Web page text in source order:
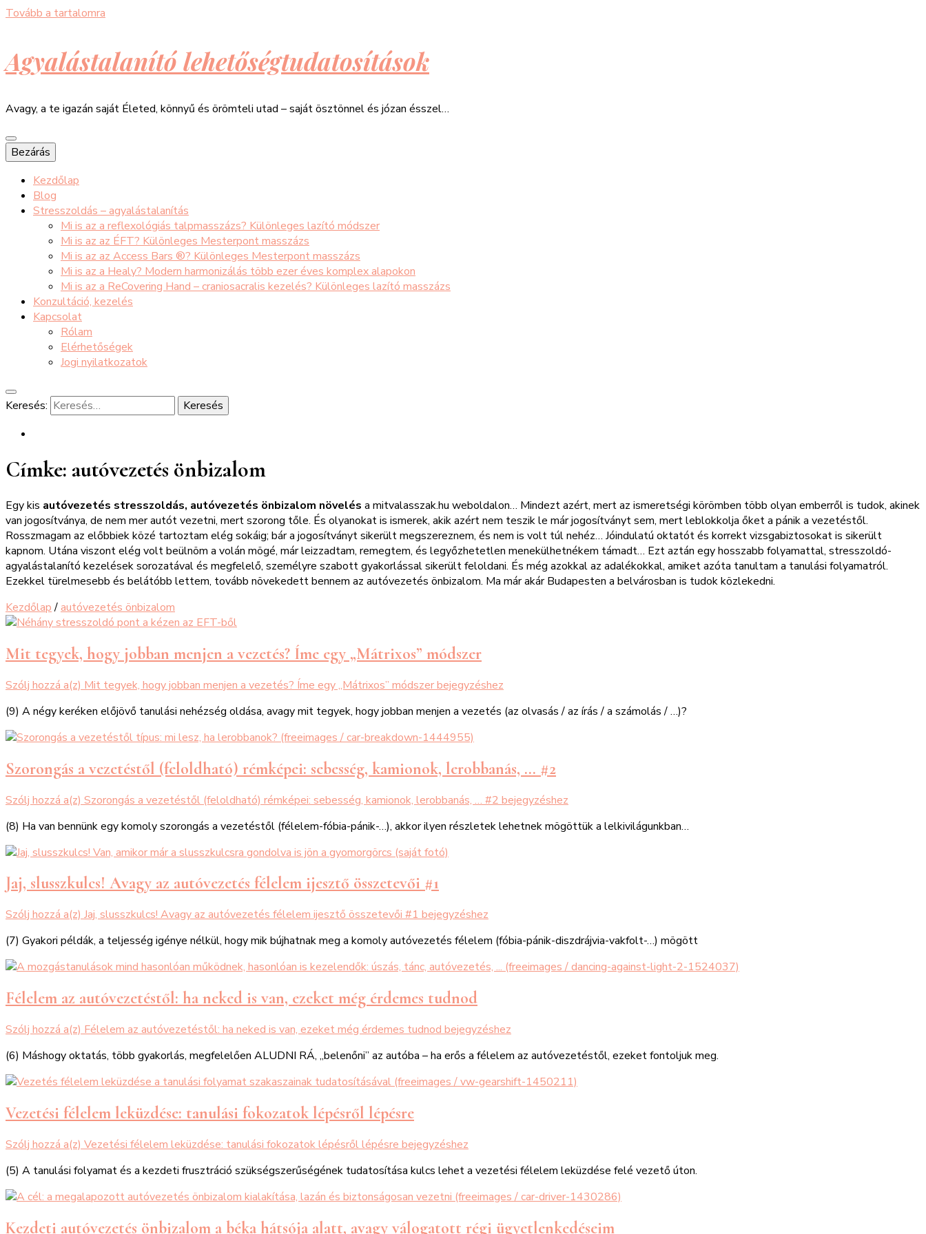
Tovább a tartalomra
Agyalástalanító lehetőségtudatosítások
Avagy, a te igazán saját Életed, könnyű és örömteli utad – saját ösztönnel és józan ésszel…
Bezárás
Kezdőlap
Blog
Stresszoldás – agyalástalanítás
Mi is az a reflexológiás talpmasszázs? Különleges lazító módszer
Mi is az az ÉFT? Különleges Mesterpont masszázs
Mi is az az Access Bars ®? Különleges Mesterpont masszázs
Mi is az a Healy? Modern harmonizálás több ezer éves komplex alapokon
Mi is az a ReCovering Hand – craniosacralis kezelés? Különleges lazító masszázs
Konzultáció, kezelés
Kapcsolat
Rólam
Elérhetőségek
Jogi nyilatkozatok
Keresés:
Címke: autóvezetés önbizalom
Egy kis autóvezetés stresszoldás, autóvezetés önbizalom növelés a mitvalasszak.hu weboldalon… Mindezt azért, mert az ismeretségi körömben több olyan emberről is tudok, akinek
van jogosítványa, de nem mer autót vezetni, mert szorong tőle. És olyanokat is ismerek, akik azért nem teszik le már jogosítványt sem, mert leblokkolja őket a pánik a vezetéstől.
Rosszmagam az előbbiek közé tartoztam elég sokáig; bár a jogosítványt sikerült megszereznem, és nem is volt túl nehéz… Jóindulatú oktatót és korrekt vizsgabiztosokat is sikerült
kapnom. Utána viszont elég volt beülnöm a volán mögé, már leizzadtam, remegtem, és legyőzhetetlen menekülhetnékem támadt… Ezt aztán egy hosszabb folyamattal, stresszoldó-
agyalástalanító kezelések sorozatával és megfelelő, személyre szabott gyakorlással sikerült feloldani. És még azokkal az adalékokkal, amiket azóta tanultam a tanulási folyamatról.
Ezekkel türelmesebb és belátóbb lettem, tovább növekedett bennem az autóvezetés önbizalom. Ma már akár Budapesten a belvárosban is tudok közlekedni.
Kezdőlap /autóvezetés önbizalom
Mit tegyek, hogy jobban menjen a vezetés? Íme egy „Mátrixos” módszer
Szólj hozzá a(z) Mit tegyek, hogy jobban menjen a vezetés? Íme egy „Mátrixos” módszerbejegyzéshez
(9) A négy keréken előjövő tanulási nehézség oldása, avagy mit tegyek, hogy jobban menjen a vezetés (az olvasás / az írás / a számolás / …)?
Szorongás a vezetéstől (feloldható) rémképei: sebesség, kamionok, lerobbanás, … #2
Szólj hozzá a(z) Szorongás a vezetéstől (feloldható) rémképei: sebesség, kamionok, lerobbanás, … #2 bejegyzéshez
(8) Ha van bennünk egy komoly szorongás a vezetéstől (félelem-fóbia-pánik-…), akkor ilyen részletek lehetnek mögöttük a lelkivilágunkban…
Jaj, slusszkulcs! Avagy az autóvezetés félelem ijesztő összetevői #1
Szólj hozzá a(z) Jaj, slusszkulcs! Avagy az autóvezetés félelem ijesztő összetevői #1 bejegyzéshez
(7) Gyakori példák, a teljesség igénye nélkül, hogy mik bújhatnak meg a komoly autóvezetés félelem (fóbia-pánik-diszdrájvia-vakfolt-…) mögött
Félelem az autóvezetéstől: ha neked is van, ezeket még érdemes tudnod
Szólj hozzá a(z) Félelem az autóvezetéstől: ha neked is van, ezeket még érdemes tudnod bejegyzéshez
(6) Máshogy oktatás, több gyakorlás, megfelelően ALUDNI RÁ, „belenőni” az autóba – ha erős a félelem az autóvezetéstől, ezeket fontoljuk meg.
Vezetési félelem leküzdése: tanulási fokozatok lépésről lépésre
Szólj hozzá a(z) Vezetési félelem leküzdése: tanulási fokozatok lépésről lépésre bejegyzéshez
(5) A tanulási folyamat és a kezdeti frusztráció szükségszerűségének tudatosítása kulcs lehet a vezetési félelem leküzdése felé vezető úton.
Kezdeti autóvezetés önbizalom a béka hátsója alatt, avagy válogatott régi ügyetlenkedéseim